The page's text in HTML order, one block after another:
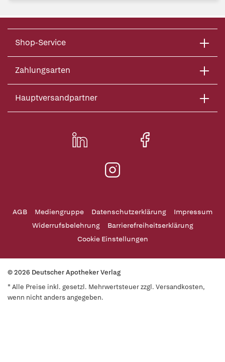
Shop-Service
Zahlungsarten
Hauptversandpartner
AGB Mediengruppe Datenschutzerklärung
Impressum
Widerrufsbelehrung
Barrierefreiheitserklärung
Cookie Einstellungen
© 2026 Deutscher Apotheker Verlag
* Alle Preise inkl. gesetzl. Mehrwertsteuer zzgl. Versandkosten,
wenn nicht anders angegeben.